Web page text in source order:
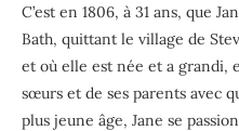
C’est en 1806, à 31 ans, que
Bath, quittant le village de
et où elle est née et a grandi,
sœurs et de ses parents avec
plus jeune âge, Jane se